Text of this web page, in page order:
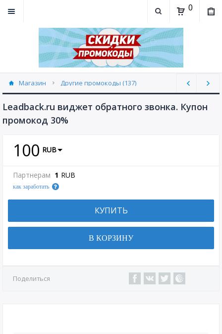
0
Магазин Другие промокоды (137)
Leadback.ru виджет обратного звонка. Купон
промокод 30%
100 RUB
Партнерам 1 RUB
как заработать
КУПИТЬ
В КОРЗИНУ
Поделиться